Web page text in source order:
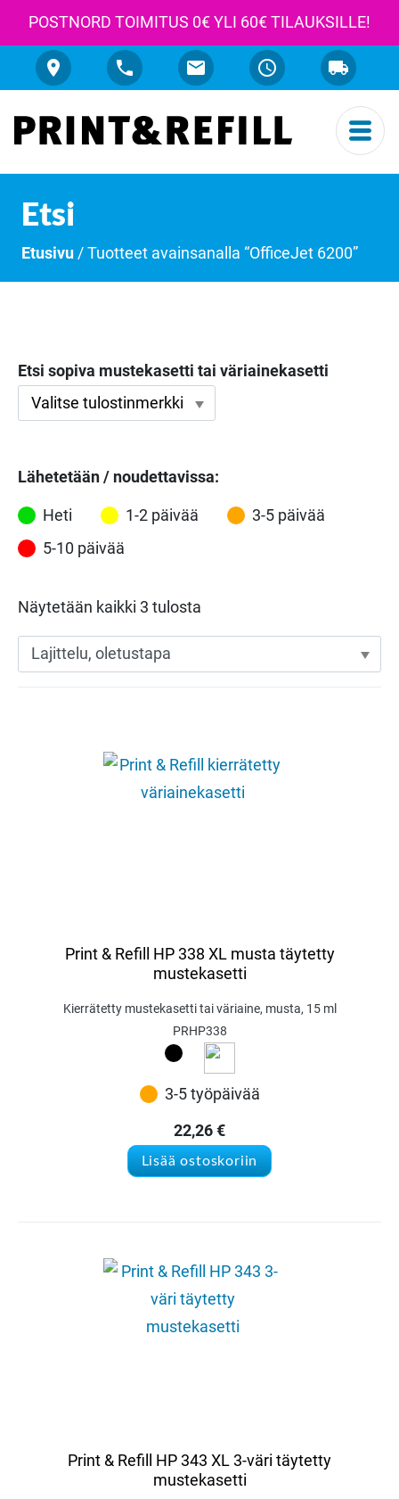
POSTNORD TOIMITUS 0€ YLI 60€ TILAUKSILLE!
Etsi
Etusivu / Tuotteet avainsanalla “OfficeJet 6200”
Etsi sopiva mustekasetti tai väriainekasetti
Lähetetään / noudettavissa:
Heti 1-2 päivää
3-5 päivää
5-10 päivää
Näytetään kaikki 3 tulosta
Print & Refill HP 338 XL musta täytetty
mustekasetti
Kierrätetty mustekasetti tai väriaine, musta, 15 ml
PRHP338
3-5 työpäivää
22,26€
Lisää ostoskoriin
Print & Refill HP 343 XL 3-väri täytetty
mustekasetti